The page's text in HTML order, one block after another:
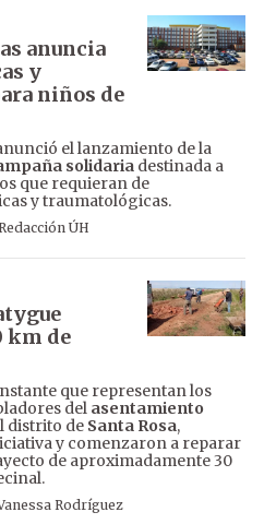
anuncia
y
niños de
el lanzamiento de la
solidaria destinada a
que requieran de
y traumatológicas.
ÚH
km de
que representan los
del asentamiento
distrito de Santa Rosa,
y comenzaron a reparar
de aproximadamente 30
Rodríguez